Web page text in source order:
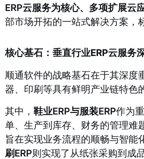
ERP云服务为核心、多项扩展云
部市场开拓的一站式解决方案，
核心基石：垂直行业ERP云服务
顺通软件的战略基石在于其深度
器、印刷等具有鲜明产业链特色
其中， 鞋业ERP与服装ERP作为
单、生产到库存、财务的管理难
旨在实现业务流程的顺畅与智能
刷ERP则实现了从纸张采购到成